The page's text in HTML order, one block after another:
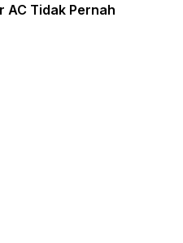
AC Tidak Pernah